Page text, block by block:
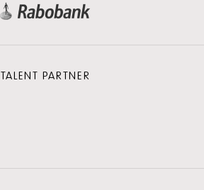
TALENT PARTNER